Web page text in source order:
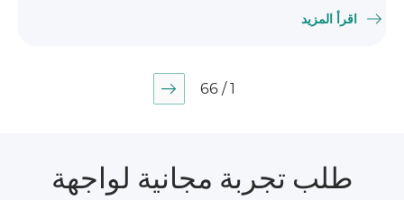
اقرأ المزيد
1 / 66
طلب تجربة مجانية لواجهة